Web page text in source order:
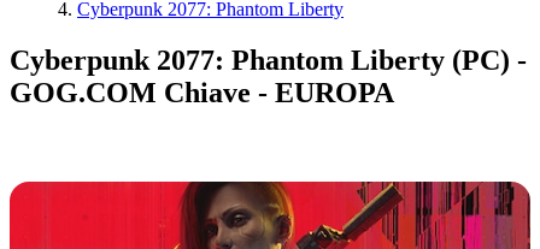
Cyberpunk 2077: Phantom Liberty
Cyberpunk 2077: Phantom Liberty (PC) -
GOG.COM Chiave - EUROPA